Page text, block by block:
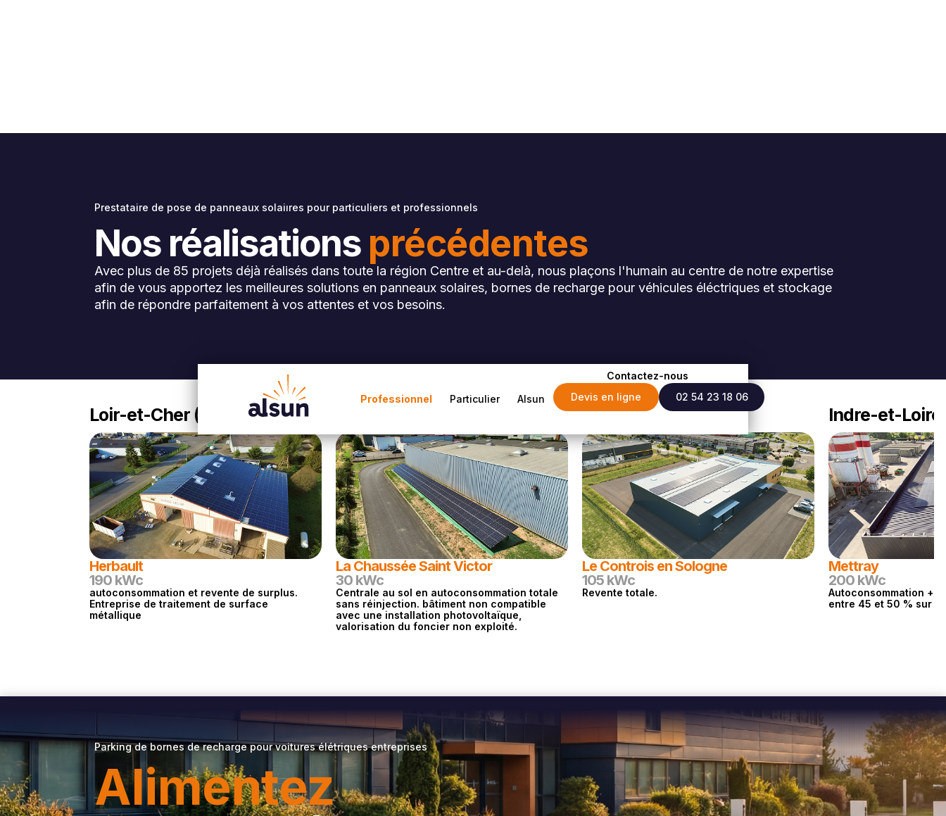
Professionnel Particulier Alsun
Contactez-nous
Devis en ligne
02 54 23 18 06
Prestataire de pose de panneaux solaiıres pour particuliers et professionnels
Nos réalisations précédentes
Avec plus de 85 projets déjà réalisés dans toute la région Centre et au-delà, nous plaçons l'humain au centre de notre expertise
afin de vous apportez les meilleures solutions en panneaux solaires, bornes de recharge pour véhicules éléctriques et stockage
afin de répondre parfaitement à vos attentes et vos besoins.
Loir-et-Cher (41)
Herbault
190 kWc
autoconsommation et revente de surplus.
Entreprise de traitement de surface
métallique
La Chaussée Saint Victor
30 kWc
Centrale au sol en autoconsommation totale
sans réinjection. bâtiment non compatible
avec une installation photovoltaïque,
valorisation du foncier non exploité.
Loir-et-Cher (41)
Le Controis en Sologne
105 kWc
Revente totale.
Indre-et-Loire
Mettray
200 kWc
Autoconsommation +
entre 45 et 50 % sur
Parking de bornes de recharge pour voitures élétriques entreprises
Alimentez